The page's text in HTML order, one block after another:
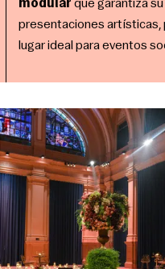
modular que garantiza
presentaciones artísticas,
lugar ideal para eventos